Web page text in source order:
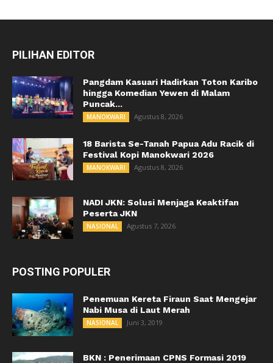
PILIHAN EDITOR
Pangdam Kasuari Hadirkan Toton Karibo
hingga Komedian Yewen di Malam
Puncak...
MANOKWARI Agustus 8, 2026
18 Barista Se-Tanah Papua Adu Racik di
Festival Kopi Manokwari 2026
MANOKWARI Agustus 8, 2026
NADI JKN: Solusi Menjaga Keaktifan
Peserta JKN
NASIONAL Agustus 7, 2026
POSTING POPULER
Penemuan Kereta Firaun Saat Mengejar
Nabi Musa di Laut Merah
NASIONAL Juni 3, 2019
BKN : Penerimaan CPNS Formasi 2019